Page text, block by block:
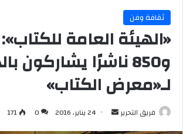
ثقافة وفن
لـ«معرض الكتاب»
فريق التحرير
أرسل 24 يناير، 2016 0
171